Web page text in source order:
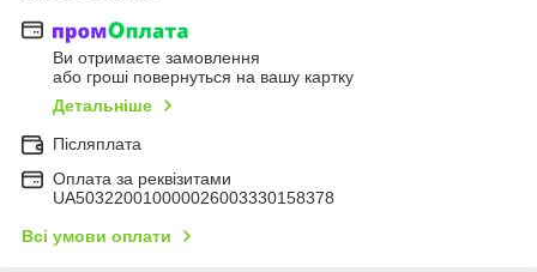
Ви отримаєте замовлення
або гроші повернуться на вашу картку
Детальніше
Післяплата
Оплата за реквізитами
UA503220010000026003330158378
Всі умови оплати